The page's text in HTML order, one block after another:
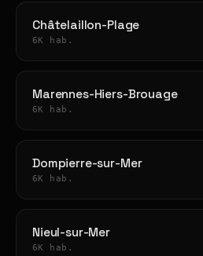
Châtelaillon-Plage
6K hab.
Marennes-Hiers-Brouage
6K hab.
Dompierre-sur-Mer
6K hab.
Nieul-sur-Mer
6K hab.